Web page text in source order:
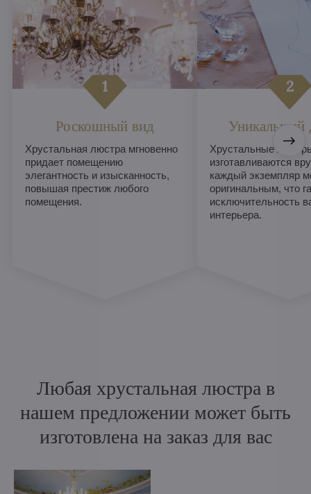
Роскошный вид
Хрустальная люстра мгновенно
придает помещению
элегантность и изысканность,
повышая престиж любого
помещения.
Уникальный
Хрустальные
изготавливаются
каждый экземпляр
оригинальным, что
исключительность
интерьера.
Любая хрустальная люстра в
нашем предложении может быть
изготовлена на заказ для вас